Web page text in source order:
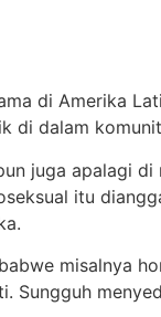
di Amerika
di dalam
juga apalagi
itu
misalnya
Sungguh